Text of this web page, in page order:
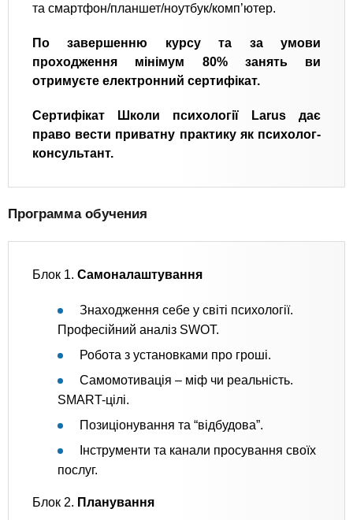
та смартфон/планшет/ноутбук/комп’ютер.
По завершенню курсу та за умови
проходження мінімум 80% занять ви
отримуєте електронний сертифікат.
Сертифікат Школи психології Larus дає
право вести приватну практику як психолог-
консультант.
Программа обучения
Блок 1. Самоналаштування
Знаходження себе у світі психології.
Професійний аналіз SWOT.
Робота з установками про гроші.
Самомотивація – міф чи реальність.
SMART-цілі.
Позиціонування та “відбудова”.
Інструменти та канали просування своїх
послуг.
Блок 2. Планування